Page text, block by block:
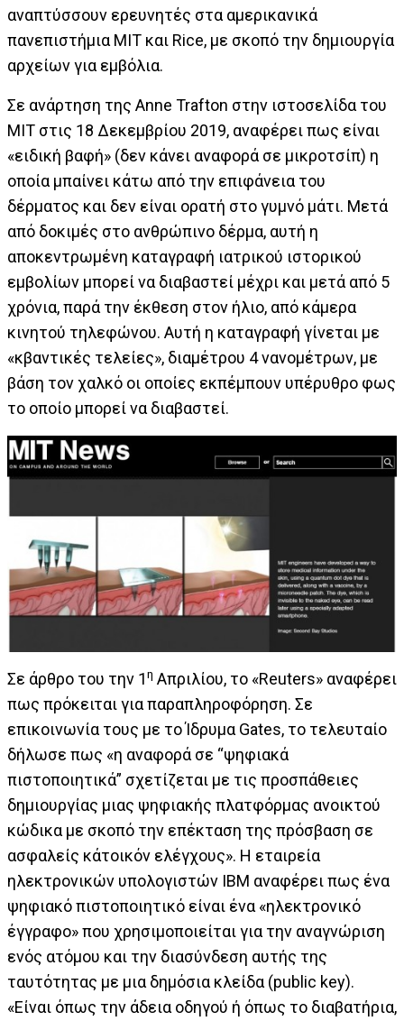
αναπτύσσουν ερευνητές στα αμερικανικά
πανεπιστήμια MIT και Rice, με σκοπό την δημιουργία
αρχείων για εμβόλια.
Σε ανάρτηση της Anne Trafton στην ιστοσελίδα του
ΜΙΤ στις 18 Δεκεμβρίου 2019, αναφέρει πως είναι
«ειδική βαφή» (δεν κάνει αναφορά σε μικροτσίπ) η
οποία μπαίνει κάτω από την επιφάνεια του
δέρματος και δεν είναι ορατή στο γυμνό μάτι. Μετά
από δοκιμές στο ανθρώπινο δέρμα, αυτή η
αποκεντρωμένη καταγραφή ιατρικού ιστορικού
εμβολίων μπορεί να διαβαστεί μέχρι και μετά από 5
χρόνια, παρά την έκθεση στον ήλιο, από κάμερα
κινητού τηλεφώνου. Αυτή η καταγραφή γίνεται με
«κβαντικές τελείες», διαμέτρου 4 νανομέτρων, με
βάση τον χαλκό οι οποίες εκπέμπουν υπέρυθρο φως
το οποίο μπορεί να διαβαστεί.
Σε άρθρο του την 1η Απριλίου, το «Reuters» αναφέρει
πως πρόκειται για παραπληροφόρηση. Σε
επικοινωνία τους με το Ίδρυμα Gates, το τελευταίο
δήλωσε πως «η αναφορά σε “ψηφιακά
πιστοποιητικά” σχετίζεται με τις προσπάθειες
δημιουργίας μιας ψηφιακής πλατφόρμας ανοικτού
κώδικα με σκοπό την επέκταση της πρόσβαση σε
ασφαλείς κάτοικόν ελέγχους». Η εταιρεία
ηλεκτρονικών υπολογιστών IBM αναφέρει πως ένα
ψηφιακό πιστοποιητικό είναι ένα «ηλεκτρονικό
έγγραφο» που χρησιμοποιείται για την αναγνώριση
ενός ατόμου και την διασύνδεση αυτής της
ταυτότητας με μια δημόσια κλείδα (public key).
«Είναι όπως την άδεια οδηγού ή όπως το διαβατήρια,